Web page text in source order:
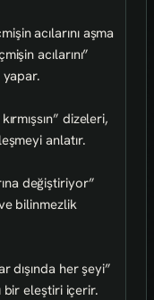
acılarını aşma
acılarını”
dizeleri,
anlatır.
değiştiriyor”
bilinmezlik
dışında her şeyi”
bir eleştiri içerir.